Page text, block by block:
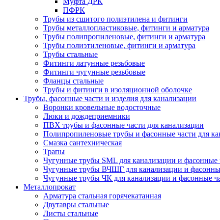
ПФРК
Трубы из сшитого полиэтилена и фитинги
Трубы металлопластиковые, фитинги и арматура
Трубы полипропиленовые, фитинги и арматура
Трубы полиэтиленовые, фитинги и арматура
Трубы стальные
Фитинги латунные резьбовые
Фитинги чугунные резьбовые
Фланцы стальные
Трубы и фитинги в изоляционной оболочке
Трубы, фасонные части и изделия для канализации
Воронки кровельные водосточные
Люки и дождеприемники
ПВХ трубы и фасонные части для канализации
Полипропиленовые трубы и фасонные части для
Смазка сантехническая
Трапы
Чугунные трубы SML для канализации и фасонные
Чугунные трубы ВЧШГ для канализации и
Чугунные трубы ЧК для канализации и фасонные
Металлопрокат
Арматура стальная горячекатанная
Двутавры стальные
Листы стальные